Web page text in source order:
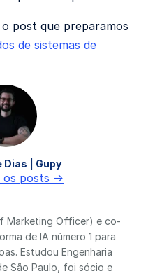
post que preparamos
de sistemas de
Dias | Gupy
posts ->
Marketing Officer) e co-
de IA número 1 para
Estudou Engenharia
São Paulo, foi sócio e